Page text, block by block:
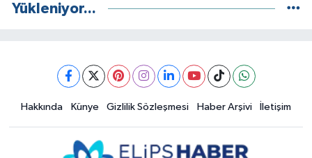
Yükleniyor...
Hakkında Künye Gizlilik Sözleşmesi Haber Arşivi İletişim